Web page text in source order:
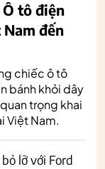
tô điện
đến
chiếc ô tô
bánh khỏi dây
trọng khai
Việt Nam.
lỡ với Ford